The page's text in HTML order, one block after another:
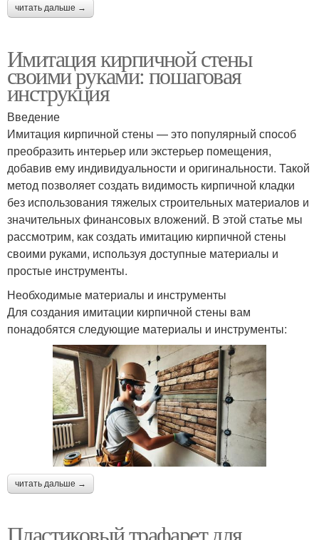
читать дальше →
Имитация кирпичной стены
своими руками: пошаговая
инструкция
Введение
Имитация кирпичной стены — это популярный способ
преобразить интерьер или экстерьер помещения,
добавив ему индивидуальности и оригинальности. Такой
метод позволяет создать видимость кирпичной кладки
без использования тяжелых строительных материалов и
значительных финансовых вложений. В этой статье мы
рассмотрим, как создать имитацию кирпичной стены
своими руками, используя доступные материалы и
простые инструменты.
Необходимые материалы и инструменты
Для создания имитации кирпичной стены вам
понадобятся следующие материалы и инструменты:
читать дальше →